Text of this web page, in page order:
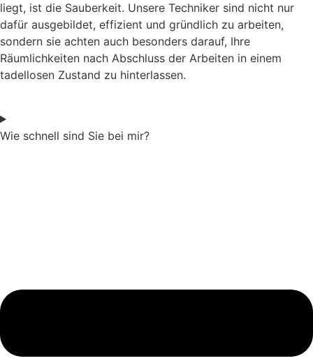
liegt, ist die Sauberkeit. Unsere Techniker sind nicht nur
dafür ausgebildet, effizient und gründlich zu arbeiten,
sondern sie achten auch besonders darauf, Ihre
Räumlichkeiten nach Abschluss der Arbeiten in einem
tadellosen Zustand zu hinterlassen.
Wie schnell sind Sie bei mir?